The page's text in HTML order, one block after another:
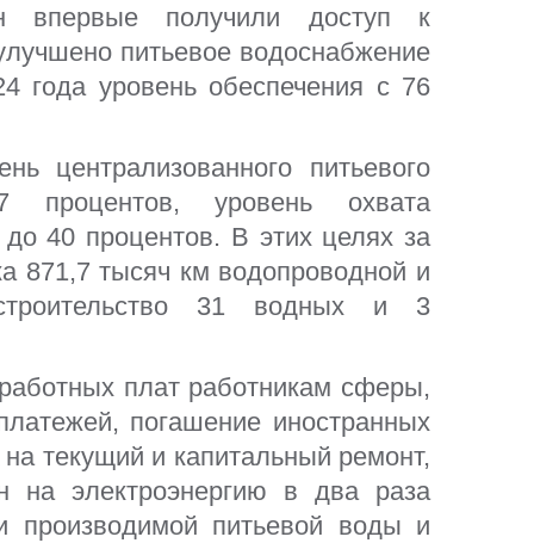
вопросы
1255
Единый Call-центр
впервые получили доступ к
питьевое водоснабжение
года уровень обеспечения с 76
централизованного питьевого
уровень охвата
40 процентов. В этих целях за
871,7 тысяч км водопроводной и
31 водных и 3
плат работникам сферы,
погашение иностранных
текущий и капитальный ремонт,
на электроэнергию в два раза
производимой питьевой воды и